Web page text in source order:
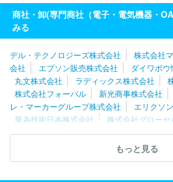
商社・卸(専門商社（電子・電気機器・
みる
デル・テクノロジーズ株式会社 株式会社
会社
エプソン販売株式会社
ダイワボ
丸文株式会社
ラディックス株式会社
株式会社フォーバル
新光商事株式会社
レ・マーカーグループ株式会社
エリクソ
華為技術日本株式会社
株式会社グローセ
社
伯東株式会社 光昭株式会社
日本
東京エレクトロンデバイス株式会社
もっと見る